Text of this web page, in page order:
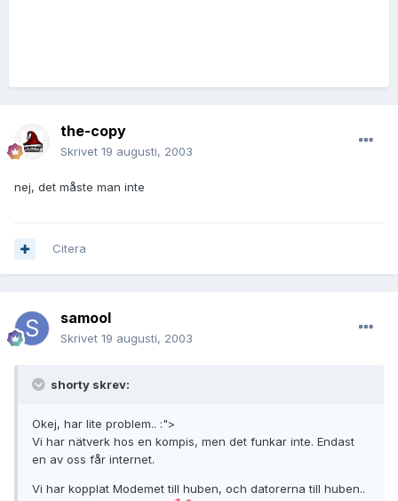
the-copy
Skrivet 19 augusti, 2003
nej, det måste man inte
Citera
samool
Skrivet 19 augusti, 2003
shorty skrev:
Okej, har lite problem.. :">
Vi har nätverk hos en kompis, men det funkar inte. Endast
en av oss får internet.
Vi har kopplat Modemet till huben, och datorerna till huben..